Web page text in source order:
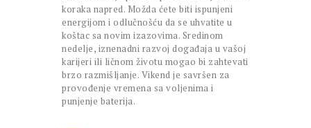
koraka napred. Možda ćete biti ispunjeni
energijom i odlučnošću da se uhvatite u
koštac sa novim izazovima. Sredinom
nedelje, iznenadni razvoj događaja u vašoj
karijeri ili ličnom životu mogao bi zahtevati
brzo razmišljanje. Vikend je savršen za
provođenje vremena sa voljenima i
punjenje baterija.